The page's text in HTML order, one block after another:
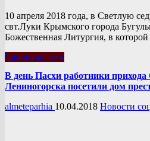
10 апреля 2018 года, в Светлую
свт.Луки Крымского города
Божественная Литургия, в
Читать далее »
В день Пасхи работники
Лениногорска посетили дом
almeteparhia 10.04.2018 Новости